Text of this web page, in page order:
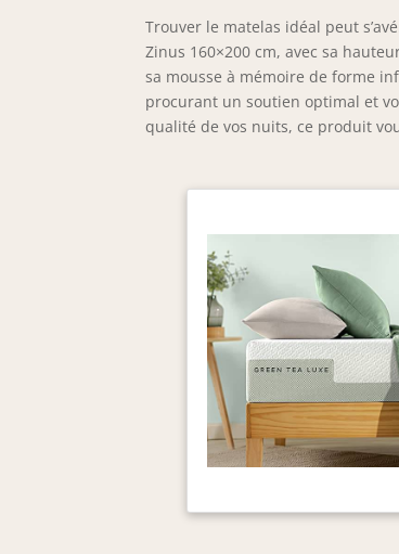
Trouver le matelas idéal peut
Zinus 160×200 cm, avec sa
sa mousse à mémoire de forme
procurant un soutien optimal et
qualité de vos nuits, ce produit